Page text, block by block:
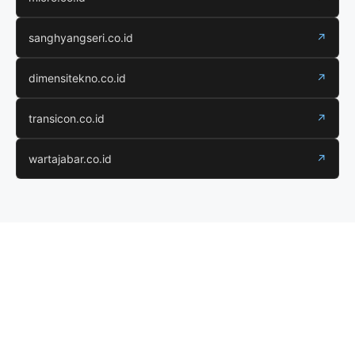
sanghyangseri.co.id ↗
dimensitekno.co.id ↗
transicon.co.id ↗
wartajabar.co.id ↗